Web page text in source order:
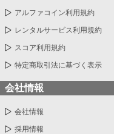
アルファコイン利用規約
レンタルサービス利用規約
スコア利用規約
特定商取引法に基づく表示
会社情報
会社情報
採用情報